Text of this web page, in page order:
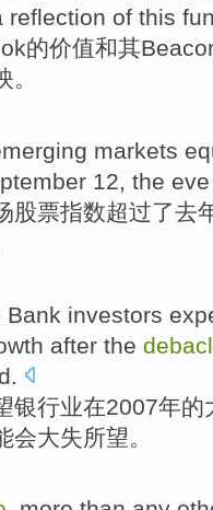
reflection of this
的价值和其
。
markets
12, the eve
股票指数超过了去
Bank investors
after the
银行业在2007年的
会大失所望。